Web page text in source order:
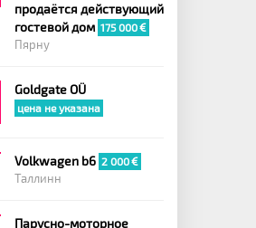
продаётся действующий
гостевой дом 175 000
Пярну
Goldgate OÜ
цена не указана
Volkwagen b6 2 000
Таллинн
Парусно-моторное